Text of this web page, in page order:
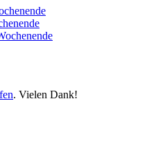
. Vielen Dank!